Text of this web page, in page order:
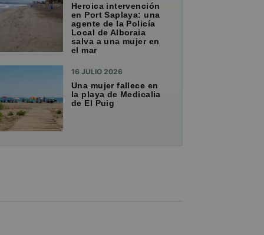
Heroica intervención
en Port Saplaya: una
agente de la Policía
Local de Alboraia
salva a una mujer en
el mar
16 JULIO 2026
Una mujer fallece en
la playa de Medicalia
de El Puig